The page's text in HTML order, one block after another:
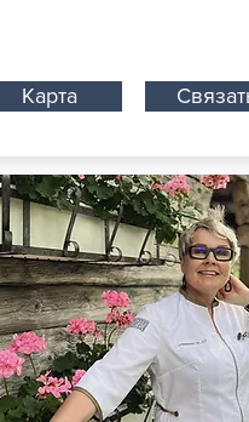
Карта
Инструкции по